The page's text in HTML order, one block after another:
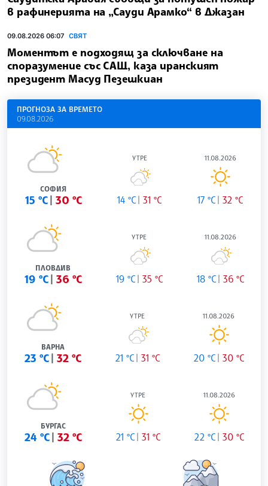
в рафинерията на „Сауди Арамко“ в Джазан
09.08.2026 06:07 СВЯТ
Моментът е подходящ за сключване на
споразумение със САЩ, каза иранският
президент Масуд Пезешкиан
ПРОГНОЗА ЗА ВРЕМЕТО
09.08.2026
СОФИЯ
15 °C 30 °C
УТРЕ
14 °C 31 °C
11.08.2026
17 °C 32 °C
ПЛОВДИВ
19 °C 36 °C
УТРЕ
19 °C 35 °C
11.08.2026
18 °C 36 °C
ВАРНА
23 °C 32 °C
УТРЕ
21 °C 31 °C
11.08.2026
20 °C 30 °C
БУРГАС
24 °C 32 °C
УТРЕ
21 °C 31 °C
11.08.2026
22 °C 30 °C